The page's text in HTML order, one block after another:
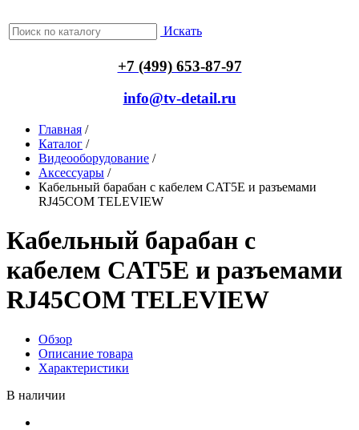
Искать
+7 (499) 653-87-97
info@tv-detail.ru
Главная /
Каталог /
Видеооборудование /
Аксессуары /
Кабельный барабан с кабелем CAT5E и разъемами
RJ45COM TELEVIEW
Кабельный барабан с
кабелем CAT5E и разъемами
RJ45COM TELEVIEW
Обзор
Описание товара
Характеристики
В наличии